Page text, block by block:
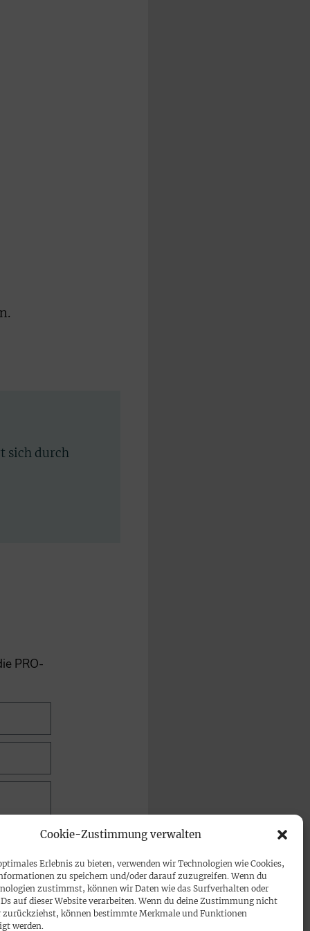
Cookie-Zustimmung verwalten
Erlebnis zu bieten, verwenden wir Technologien wie Cookies,
zu speichern und/oder darauf zuzugreifen. Wenn du
zustimmst, können wir Daten wie das Surfverhalten oder
auf dieser Website verarbeiten. Wenn du deine Zustimmung nicht
zurückziehst, können bestimmte Merkmale und Funktionen
werden.
sich durch
PRO-